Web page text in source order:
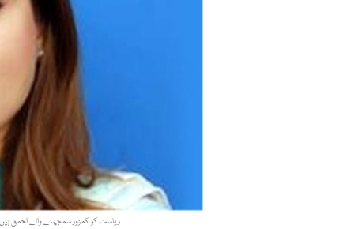
ریاست کو کمزور سمجھنے والے احمق